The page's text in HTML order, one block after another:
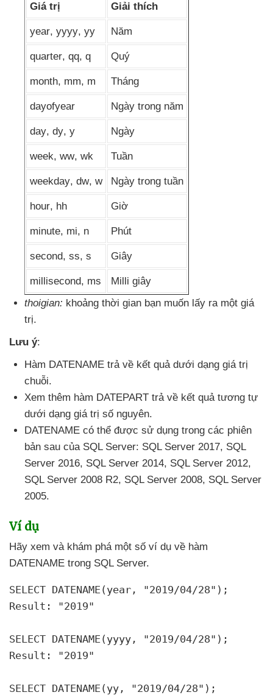
Giá trị
Giải thích
year, yyyy, yy Năm
quarter, qq, q Quý
month, mm, m Tháng
dayofyear Ngày trong năm
day, dy, y Ngày
week, ww, wk Tuần
weekday, dw, w Ngày trong tuần
hour, hh Giờ
minute, mi, n Phút
second, ss, s Giây
millisecond, ms
Milli giây
thoigian: khoảng thời gian bạn muốn lấy ra một giá
trị.
Lưu ý:
Hàm DATENAME trả về kết quả dưới dạng giá trị
chuỗi.
Xem thêm hàm DATEPART trả về kết quả tương tự
dưới dạng giá trị số nguyên.
DATENAME có thể được sử dụng trong các phiên
bản sau của SQL Server: SQL Server 2017, SQL
Server 2016, SQL Server 2014, SQL Server 2012,
SQL Server 2008 R2, SQL Server 2008, SQL Server
2005.
Ví dụ
Hãy xem và khám phá một số ví dụ về hàm
DATENAME trong SQL Server.
SELECT DATENAME(year , "2019/04/28");
Result: "2019"
SELECT DATENAME(yyyy , "2019/04/28");
Result: "2019"
SELECT DATENAME(yy , "2019/04/28");